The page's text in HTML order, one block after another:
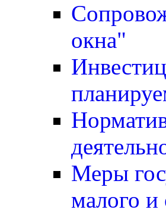
окна"
Меры
малого и